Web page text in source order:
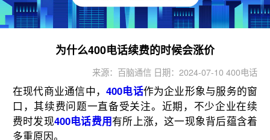
为什么400电话续费的时候会涨价
来源：百脑通信 日期：2024-07-10 400电话
在现代商业通信中，400电话作为企业形象与服务的窗
口，其续费问题一直备受关注。近期，不少企业在续
费时发现400电话费用有所上涨，这一现象背后蕴含着
多重原因。